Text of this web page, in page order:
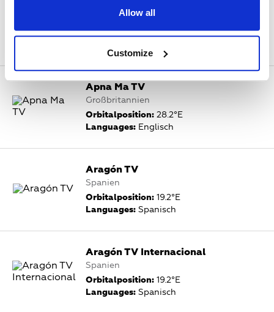
Allow all
Customize
Deutschland
Orbitalposition:19.2°E
Apna Ma TV
Großbritannien
Orbitalposition: 28.2°E
Languages: Englisch
Aragón TV
Spanien
Orbitalposition: 19.2°E
Languages: Spanisch
Aragón TV Internacional
Spanien
Orbitalposition: 19.2°E
Languages: Spanisch